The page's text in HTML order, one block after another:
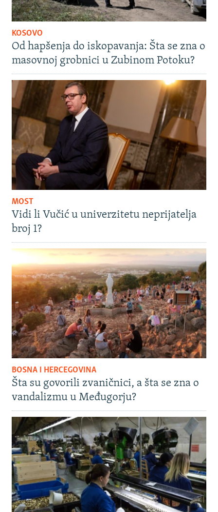
KOSOVO
Od hapšenja do iskopavanja: Šta se zna o
masovnoj grobnici u Zubinom Potoku?
MOST
Vidi li Vučić u univerzitetu neprijatelja
broj 1?
BOSNA I HERCEGOVINA
Šta su govorili zvaničnici, a šta se zna o
vandalizmu u Međugorju?